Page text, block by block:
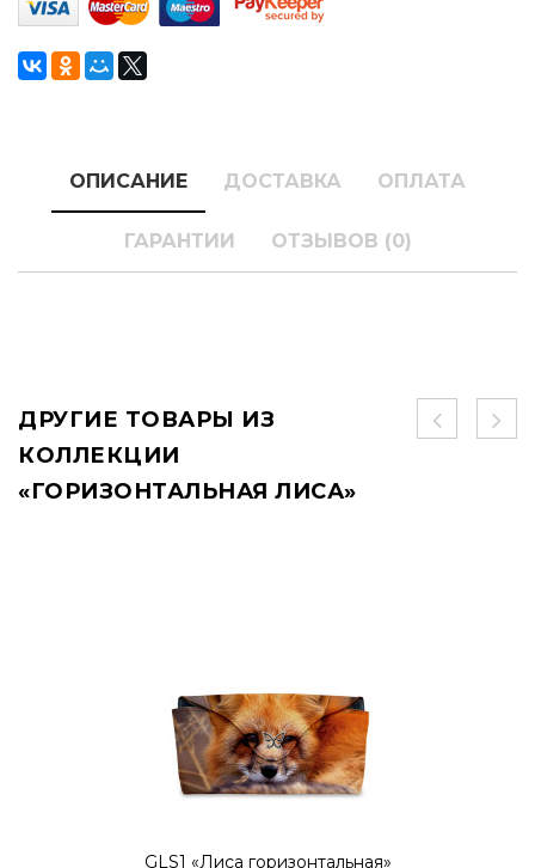
ОПИСАНИЕ ДОСТАВКА ОПЛАТА
ГАРАНТИИ ОТЗЫВОВ (0)
ДРУГИЕ ТОВАРЫ ИЗ
КОЛЛЕКЦИИ
«ГОРИЗОНТАЛЬНАЯ ЛИСА»
GLS1 «Лиса горизонтальная»